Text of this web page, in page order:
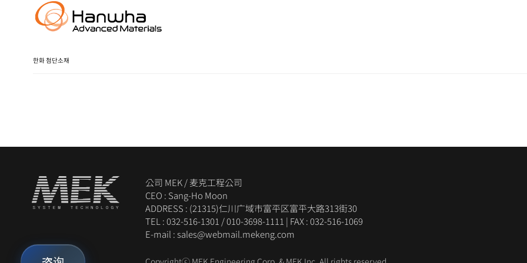
한화 첨단소재
公司 MEK / 麦克工程公司
CEO : Sang-Ho Moon
ADDRESS : (21315)仁川广域市富平区富平大路313街30
TEL :032-516-1301 /010-3698-1111 | FAX : 032-516-1069
E-mail : sales@webmail.mekeng.com